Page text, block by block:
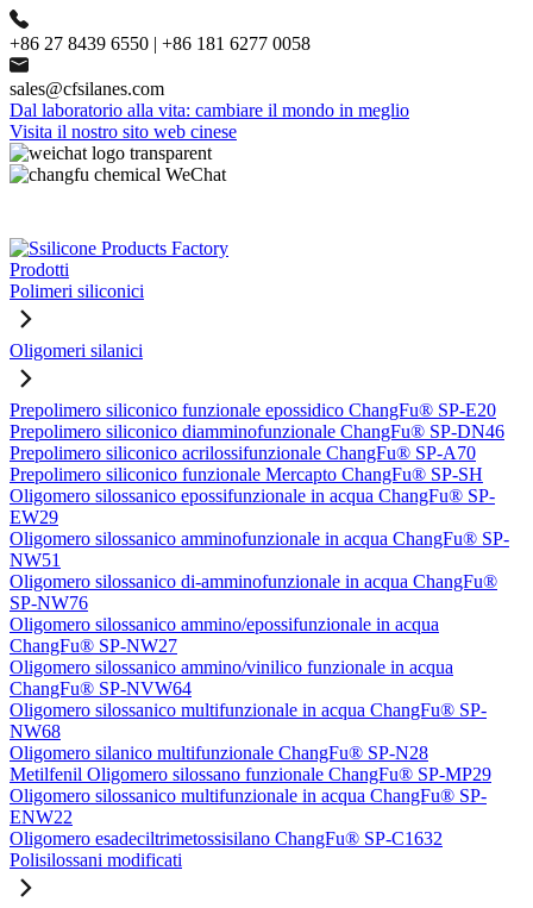
+86 27 8439 6550 | +86 181 6277 0058
sales@cfsilanes.com
Dal laboratorio alla vita: cambiare il mondo in meglio
Visita il nostro sito web cinese
Prodotti
Polimeri siliconici
Oligomeri silanici
Prepolimero siliconico funzionale epossidico ChangFu® SP-E20
Prepolimero siliconico diamminofunzionale ChangFu® SP-DN46
Prepolimero siliconico acrilossifunzionale ChangFu® SP-A70
Prepolimero siliconico funzionale Mercapto ChangFu® SP-SH
Oligomero silossanico epossifunzionale in acqua ChangFu® SP-
EW29
Oligomero silossanico amminofunzionale in acqua ChangFu® SP-
NW51
Oligomero silossanico di-amminofunzionale in acqua ChangFu®
SP-NW76
Oligomero silossanico ammino/epossifunzionale in acqua
ChangFu® SP-NW27
Oligomero silossanico ammino/vinilico funzionale in acqua
ChangFu® SP-NVW64
Oligomero silossanico multifunzionale in acqua ChangFu® SP-
NW68
Oligomero silanico multifunzionale ChangFu® SP-N28
Metilfenil Oligomero silossano funzionale ChangFu® SP-MP29
Oligomero silossanico multifunzionale in acqua ChangFu® SP-
ENW22
Oligomero esadeciltrimetossisilano ChangFu® SP-C1632
Polisilossani modificati